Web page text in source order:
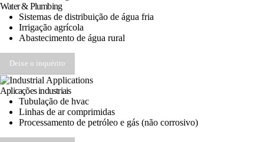
Water & Plumbing
Sistemas de distribuição de água fria
Irrigação agrícola
Abastecimento de água rural
Deixe o inquérito
Aplicações industriais
Tubulação de hvac
Linhas de ar comprimidas
Processamento de petróleo e gás (não corrosivo)